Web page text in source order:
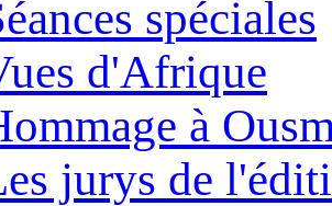
spéciales
d'Afrique
à
jurys de